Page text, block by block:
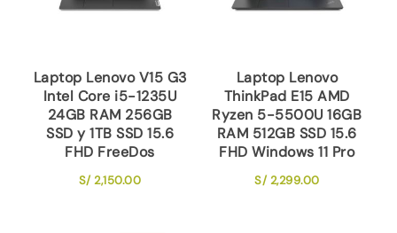
Laptop Lenovo V15 G3
Intel Core i5-1235U
24GB RAM 256GB
SSD y 1TB SSD 15.6
FHD FreeDos
S/2,150.00
Laptop Lenovo
ThinkPad E15 AMD
Ryzen 5-5500U 16GB
RAM 512GB SSD 15.6
FHD Windows 11 Pro
S/2,299.00